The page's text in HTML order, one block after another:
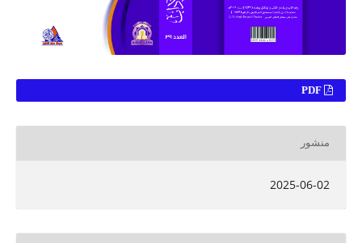
PDF
منشور
2025-06-02